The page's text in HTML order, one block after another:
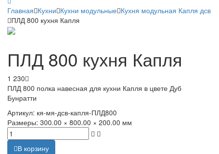
Главная Кухни Кухни модульные Кухня модульная Капля дсв
ПЛД 800 кухня Капля
ПЛД 800 кухня Капля
1 230
ПЛД 800 полка навесная для кухни Капля в цвете Дуб
Бунратти
Артикул: кя-мя-дсв-капля-ПЛД800
Размеры: 300.00 × 800.00 × 200.00 мм
В корзину